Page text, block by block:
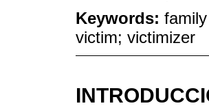
Keywords:
victim; victimizer